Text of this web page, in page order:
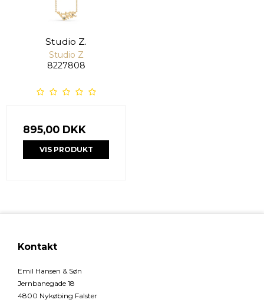
Studio Z.
Studio Z
8227808
895,00 DKK
VIS PRODUKT
Kontakt
Emil Hansen & Søn
Jernbanegade 18
4800 Nykøbing Falster